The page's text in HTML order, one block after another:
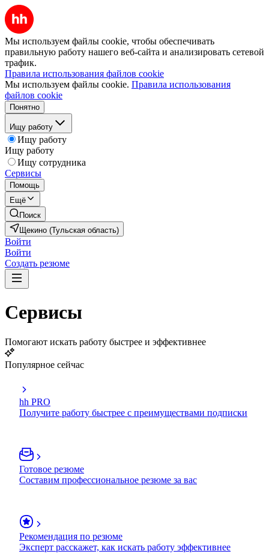
Мы используем файлы cookie, чтобы обеспечивать
правильную работу нашего веб-сайта и анализировать сетевой
трафик.
Правила использования файлов cookie
Мы используем файлы cookie. Правила использования
файлов cookie
Понятно
Ищу работу
Ищу работу
Ищу работу
Ищу сотрудника
Сервисы
Помощь
Ещё
Поиск
Щекино (Тульская область)
Войти
Войти
Создать резюме
Сервисы
Помогают искать работу быстрее и эффективнее
Популярное сейчас
hh PRO
Получите работу быстрее с преимуществами подписки
Готовое резюме
Составим профессиональное резюме за вас
Рекомендация по резюме
Эксперт расскажет, как искать работу эффективнее